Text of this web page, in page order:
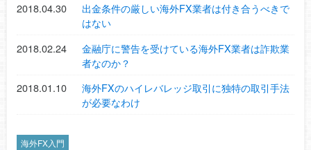
2018.04.30
出金条件の厳しい海外FX業者は付き合うべきで
はない
2018.02.24
金融庁に警告を受けている海外FX業者は詐欺業
者なのか？
2018.01.10
海外FXのハイレバレッジ取引に独特の取引手法
が必要なわけ
海外FX入門